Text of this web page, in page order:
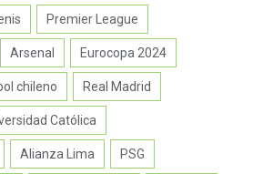
Premier League
Arsenal Eurocopa 2024
chileno Real Madrid
Católica
Alianza Lima PSG